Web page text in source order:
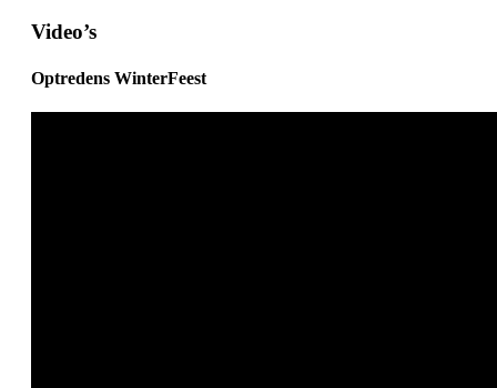
Video’s
Optredens WinterFeest